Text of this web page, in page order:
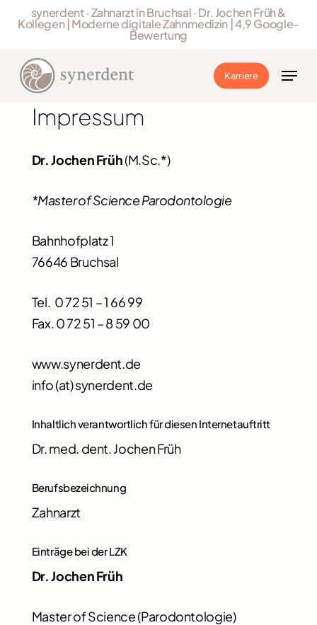
content
synerdent · Zahnarzt in Bruchsal · Dr. Jochen Früh &
Kollegen | Moderne digitale Zahnmedizin | 4,9 Google-
Bewertung
Karriere Menu
Impressum
Dr. Jochen Früh(M.Sc.*)
*Master of Science Parodontologie
Bahnhofplatz 1
76646 Bruchsal
Tel. 0 72 51 – 1 66 99
Fax. 0 72 51 – 8 59 00
www.synerdent.de
info (at) synerdent.de
Inhaltlich verantwortlich für diesen Internetauftritt
Dr. med. dent. Jochen Früh
Berufsbezeichnung
Zahnarzt
Einträge bei der LZK
Dr. Jochen Früh
Master of Science (Parodontologie)